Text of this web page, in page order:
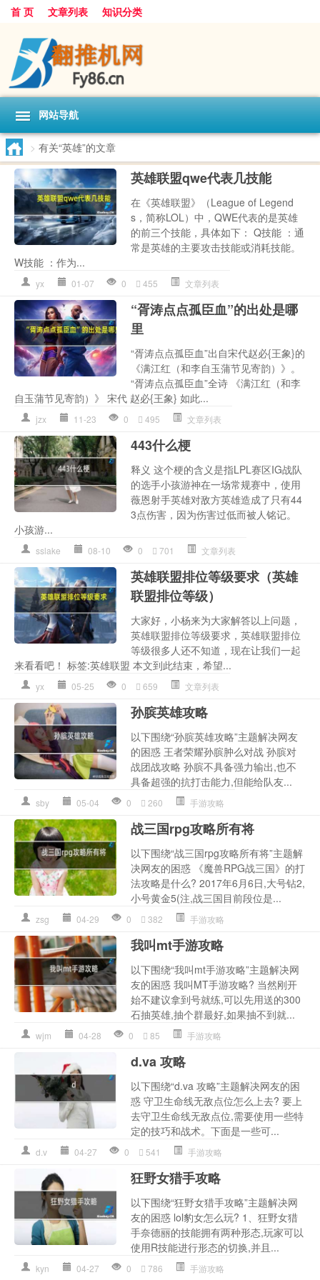
首 页 文章列表 知识分类
网站导航
> 有关“英雄”的文章
英雄联盟qwe代表几技能
在《英雄联盟》（League of Legend
s，简称LOL）中，QWE代表的是英雄
的前三个技能，具体如下： Q技能 ：通
常是英雄的主要攻击技能或消耗技能。
W技能 ：作为...
yx 01-07 0 455 文章列表
“胥涛点点孤臣血”的出处是哪
里
“胥涛点点孤臣血”出自宋代赵必{王象}的
《满江红（和李自玉蒲节见寄韵）》。
“胥涛点点孤臣血”全诗 《满江红（和李
自玉蒲节见寄韵）》 宋代 赵必{王象} 如此...
jzx 11-23 0 495 文章列表
443什么梗
释义 这个梗的含义是指LPL赛区IG战队
的选手小孩游神在一场常规赛中，使用
薇恩射手英雄对敌方英雄造成了只有44
3点伤害，因为伤害过低而被人铭记。
小孩游...
sslake 08-10 0 701 文章列表
英雄联盟排位等级要求（英雄
联盟排位等级）
大家好，小杨来为大家解答以上问题，
英雄联盟排位等级要求，英雄联盟排位
等级很多人还不知道，现在让我们一起
来看看吧！ 标签:英雄联盟 本文到此结束，希望...
yx 05-25 0 659 文章列表
孙膑英雄攻略
以下围绕“孙膑英雄攻略”主题解决网友
的困惑 王者荣耀孙膑肿么对战 孙膑对
战团战攻略 孙膑不具备强力输出,也不
具备超强的抗打击能力,但能给队友...
sby 05-04 0 260 手游攻略
战三国rpg攻略所有将
以下围绕“战三国rpg攻略所有将”主题解
决网友的困惑 《魔兽RPG战三国》的打
法攻略是什么? 2017年6月6日,大号钻2,
小号黄金5(注,战三国目前段位是...
zsg 04-29 0 382 手游攻略
我叫mt手游攻略
以下围绕“我叫mt手游攻略”主题解决网
友的困惑 我叫MT手游攻略? 当然刚开
始不建议拿到号就练,可以先用送的300
石抽英雄,抽个群最好,如果抽不到就...
wjm 04-28 0 85 手游攻略
d.va 攻略
以下围绕“d.va 攻略”主题解决网友的困
惑 守卫生命线无敌点位怎么上去? 要上
去守卫生命线无敌点位,需要使用一些特
定的技巧和战术。下面是一些可...
d.v 04-27 0 541 手游攻略
狂野女猎手攻略
以下围绕“狂野女猎手攻略”主题解决网
友的困惑 lol豹女怎么玩? 1、狂野女猎
手奈德丽的技能拥有两种形态,玩家可以
使用R技能进行形态的切换,并且...
kyn 04-27 0 786 手游攻略